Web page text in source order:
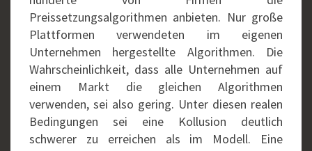
Preissetzungsalgorithmen anbieten. Nur große
Plattformen verwendeten im eigenen
Unternehmen hergestellte Algorithmen. Die
Wahrscheinlichkeit, dass alle Unternehmen auf
einem Markt die gleichen Algorithmen
verwenden, sei also gering. Unter diesen realen
Bedingungen sei eine Kollusion deutlich
schwerer zu erreichen als im Modell. Eine